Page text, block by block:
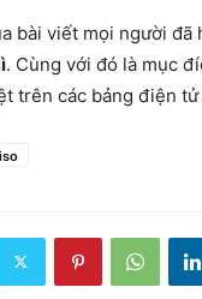
bài viết mọi người đã
. Cùng với đó là mục
trên các bảng điện